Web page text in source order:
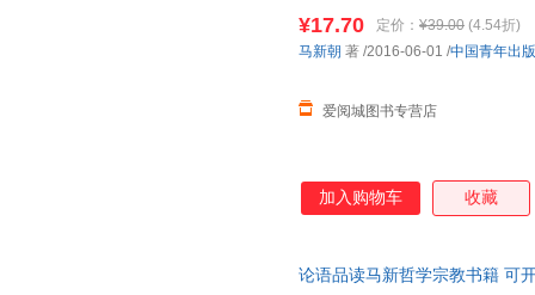
¥17.70 定价： ¥39.00 (4.54折)
爱阅城图书专营店
马新朝 著 /2016-06-01 /中国青年出
加入购物车 收藏
论语品读马新哲学宗教书籍 可